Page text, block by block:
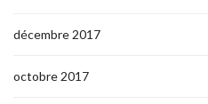
décembre 2017
octobre 2017